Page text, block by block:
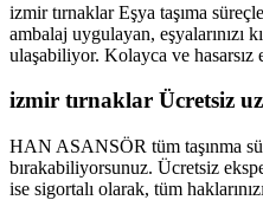
izmir tırnaklar Eşya taşıma
ambalaj uygulayan, eşyalarınızı
ulaşabiliyor. Kolayca ve hasarsız
izmir tırnaklar Ücretsiz
HAN ASANSÖR tüm taşınma
bırakabiliyorsunuz. Ücretsiz
ise sigortalı olarak, tüm